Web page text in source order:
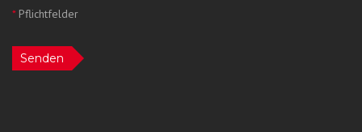
*Pflichtfelder
Senden